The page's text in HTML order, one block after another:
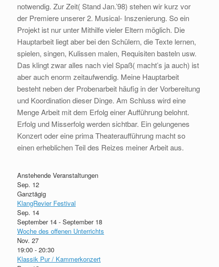
notwendig. Zur Zeit( Stand Jan.’98) stehen wir kurz vor
der Premiere unserer 2. Musical- Inszenierung. So ein
Projekt ist nur unter Mithilfe vieler Eltern möglich. Die
Hauptarbeit liegt aber bei den Schülern, die Texte lernen,
spielen, singen, Kulissen malen, Requisiten basteln usw.
Das klingt zwar alles nach viel Spaß( macht’s ja auch) ist
aber auch enorm zeitaufwendig. Meine Hauptarbeit
besteht neben der Probenarbeit häufig in der Vorbereitung
und Koordination dieser Dinge. Am Schluss wird eine
Menge Arbeit mit dem Erfolg einer Aufführung belohnt.
Erfolg und Misserfolg werden sichtbar. Ein gelungenes
Konzert oder eine prima Theateraufführung macht so
einen erheblichen Teil des Reizes meiner Arbeit aus.
Anstehende Veranstaltungen
Sep. 12
Ganztägig
KlangRevier Festival
Sep. 14
September 14 - September 18
Woche des offenen Unterrichts
Nov. 27
19:00 - 20:30
Klassik Pur / Kammerkonzert